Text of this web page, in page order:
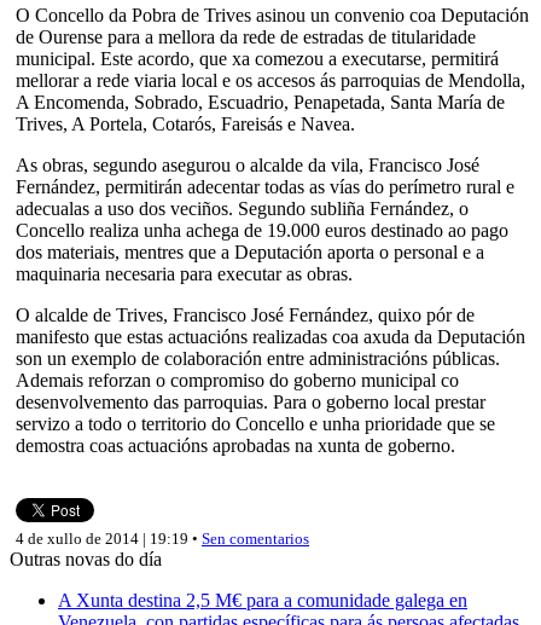
O Concello da Pobra de Trives asinou un convenio coa Deputación
de Ourense para a mellora da rede de estradas de titularidade
municipal. Este acordo, que xa comezou a executarse, permitirá
mellorar a rede viaria local e os accesos ás parroquias de Mendolla,
A Encomenda, Sobrado, Escuadrio, Penapetada, Santa María de
Trives, A Portela, Cotarós, Fareisás e Navea.
As obras, segundo asegurou o alcalde da vila, Francisco José
Fernández, permitirán adecentar todas as vías do perímetro rural e
adecualas a uso dos veciños. Segundo subliña Fernández, o
Concello realiza unha achega de 19.000 euros destinado ao pago
dos materiais, mentres que a Deputación aporta o personal e a
maquinaria necesaria para executar as obras.
O alcalde de Trives, Francisco José Fernández, quixo pór de
manifesto que estas actuacións realizadas coa axuda da Deputación
son un exemplo de colaboración entre administracións públicas.
Ademais reforzan o compromiso do goberno municipal co
desenvolvemento das parroquias. Para o goberno local prestar
servizo a todo o territorio do Concello e unha prioridade que se
demostra coas actuacións aprobadas na xunta de goberno.
4 de xullo de 2014 | 19:19 • Sen comentarios
Outras novas do día
A Xunta destina 2,5 M€ para a comunidade galega en